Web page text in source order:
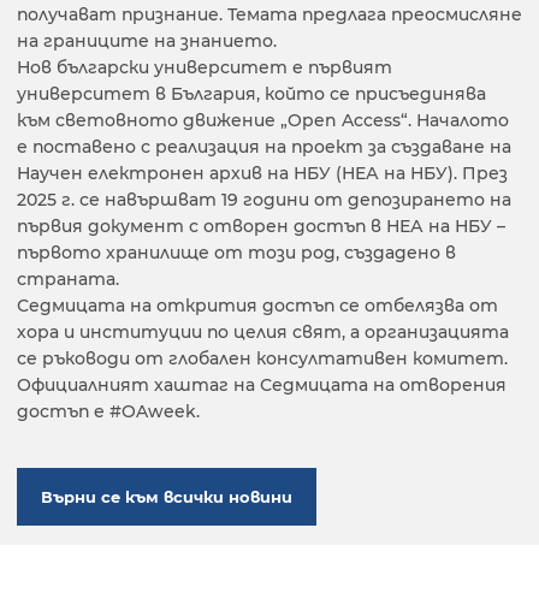
получават признание. Темата предлага преосмисляне
на границите на знанието.
Нов български университет е първият
университет в България, който се присъединява
към световното движение „Open Access“. Началото
е поставено с реализация на проект за създаване на
Научен електронен архив на НБУ (НЕА на НБУ). През
2025 г. се навършват 19 години от депозирането на
първия документ с отворен достъп в НЕА на НБУ –
първото хранилище от този род, създадено в
страната.
Седмицата на открития достъп се отбелязва от
хора и институции по целия свят, а организацията
се ръководи от глобален консултативен комитет.
Официалният хаштаг на Седмицата на отворения
достъп е #OAweek.
Върни се към всички новини